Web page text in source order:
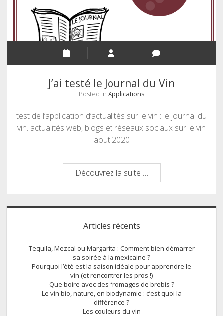
J’ai testé le Journal du Vin
Posted in Applications
test de l’application d’actualités sur le vin : le journal du
vin. actualités web, blogs et réseaux sociaux sur le vin
aout 2020
Découvrez la suite …
testé
le
Journal
Sidebar
Articles récents
Tequila, Mezcal ou Margarita : Comment bien démarrer
sa soirée à la mexicaine ?
Pourquoi l’été est la saison idéale pour apprendre le
vin (et rencontrer les pros !)
Que boire avec des fromages de brebis ?
Le vin bio, nature, en biodynamie : c’est quoi la
différence ?
Les couleurs du vin